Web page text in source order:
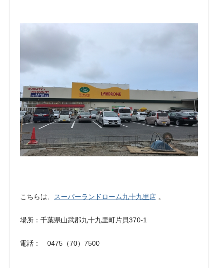
こちらは、 スーパーランドローム九十九里店 。
場所：千葉県山武郡九十九里町片貝370-1
電話： 0475（70）7500